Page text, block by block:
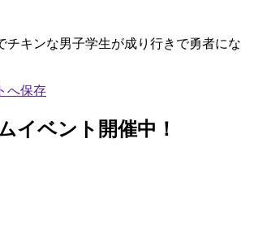
チキンな男子学生が成り行きで勇者にな
イベント開催中！